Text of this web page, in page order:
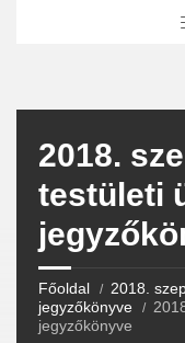
2018.
testületi
Főoldal
2018.
jegyzőkönyve
jegyzőkönyve